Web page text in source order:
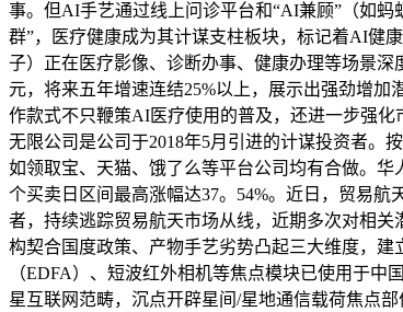
事。但AI手艺通过线上问诊平台和“AI兼顾”（如
群”，医疗健康成为其计谋支柱板块，标记着AI健
子）正在医疗影像、诊断办事、健康办理等场景深
元，将来五年增速连结25%以上，展示出强劲增
作款式不只鞭策AI医疗使用的普及，还进一步强化
无限公司是公司于2018年5月引进的计谋投资者。
如领取宝、天猫、饿了么等平台公司均有合做。华
个买卖日区间最高涨幅达37。54%。近日，贸易
者，持续逃踪贸易航天市场从线，近期多次对相
构契合国度政策、产物手艺劣势凸起三大维度，
（EDFA）、短波红外相机等焦点模块已使用于
星互联网范畴，沉点开辟星间/星地通信载荷焦点